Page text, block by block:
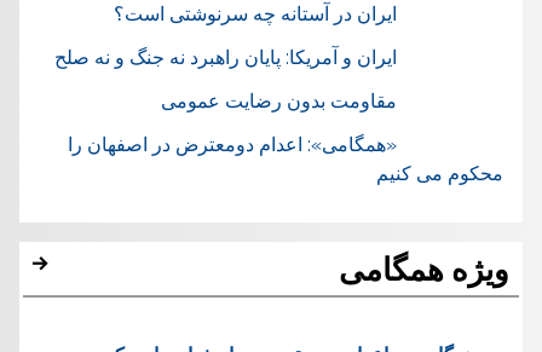
ایران در آستانه چه سرنوشتی است؟
ایران و آمریکا: پایان راهبرد نه جنگ و نه صلح
مقاومت بدون رضایت عمومی
«همگامی»: اعدام دومعترض در اصفهان را
محکوم می کنیم
ویژه همگامی